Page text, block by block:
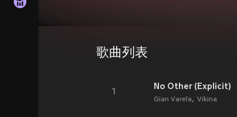
歌曲列表
1
No Other (Explicit)
Gian Varela Vikina